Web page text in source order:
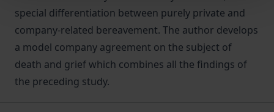
special differentiation between purely private and
company-related bereavement. The author develops
a model company agreement on the subject of
death and grief which combines all the findings of
the preceding study.